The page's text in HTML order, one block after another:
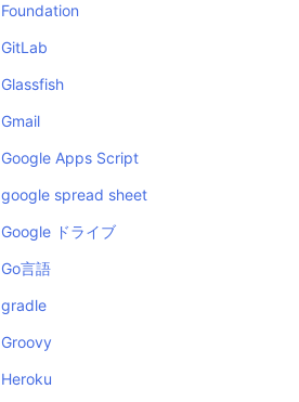
Foundation
GitLab
Glassfish
Gmail
Google Apps Script
google spread sheet
Google ドライブ
Go言語
gradle
Groovy
Heroku